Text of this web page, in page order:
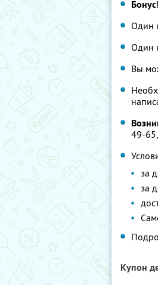
Один
Один
Вы
49-
за
за
Купон